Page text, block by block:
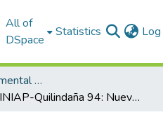
All of
DSpace
Statistics
1.- Estación Experimental Santa Catalina
INIAP-Quilindaña 94: Nueva variedad mejorada de trigo para la Sierra ecuatoriana